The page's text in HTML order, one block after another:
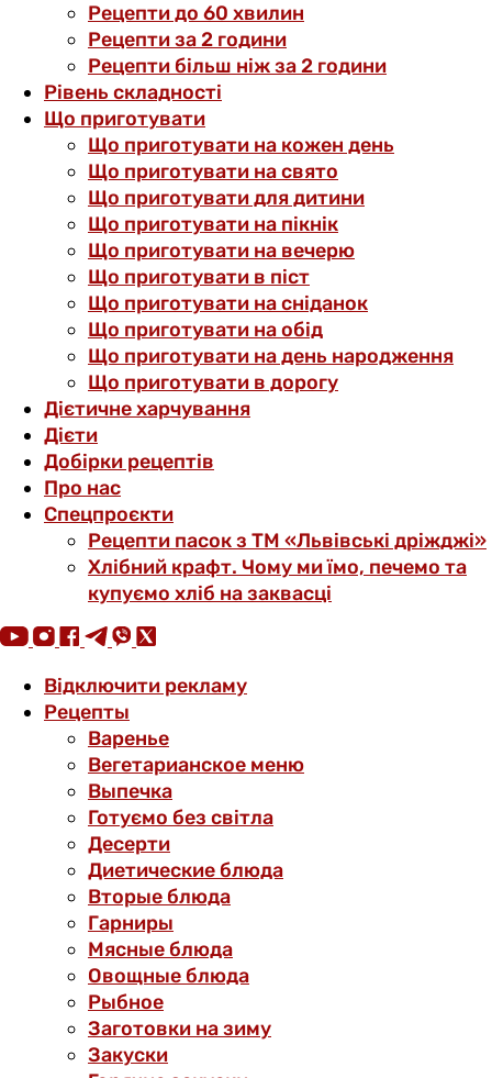
Рецепти до 60 хвилин
Рецепти за 2 години
Рецепти більш ніж за 2 години
Рівень складності
Що приготувати
Що приготувати на кожен день
Що приготувати на свято
Що приготувати для дитини
Що приготувати на пікнік
Що приготувати на вечерю
Що приготувати в піст
Що приготувати на сніданок
Що приготувати на обід
Що приготувати на день народження
Що приготувати в дорогу
Дієтичне харчування
Дієти
Добірки рецептів
Про нас
Спецпроєкти
Рецепти пасок з ТМ «Львівські дріжджі»
Хлібний крафт. Чому ми їмо, печемо та
купуємо хліб на заквасці
Відключити рекламу
Рецепты
Варенье
Вегетарианское меню
Выпечка
Готуємо без світла
Десерти
Диетические блюда
Вторые блюда
Гарниры
Мясные блюда
Овощные блюда
Рыбное
Заготовки на зиму
Закуски